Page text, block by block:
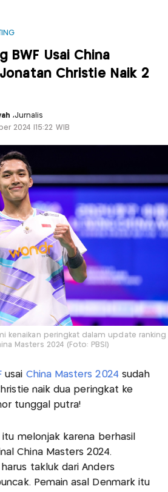
BWF Usai China
Christie Naik 2
,Jurnalis
2024 |15:22 WIB
kenaikan peringkat dalam update ranking
Masters 2024 (Foto: PBSI)
usai China Masters 2024 sudah
naik dua peringkat ke
tunggal putra!
itu melonjak karena berhasil
China Masters 2024.
takluk dari Anders
Pemain asal Denmark itu